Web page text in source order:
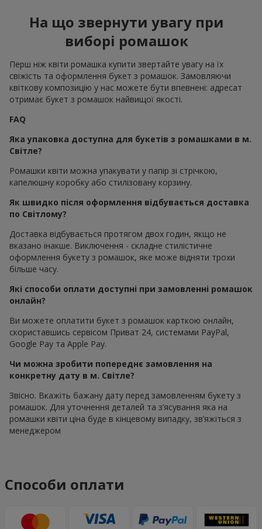
На що звернути увагу при
виборі ромашок
Перш ніж квіти ромашка купити звертайте увагу на їх
свіжість та оформлення букет з ромашок. Замовляючи
квіткову композицію у нас можете бути впевнені: адресат
отримає букет з ромашок найвищої якості.
FAQ
Яка упаковка доступна для букетів з ромашками в м.
Світле?
Ромашки квіти можна упакувати у папір зі стрічкою,
капелюшну коробку або стилізовану корзину.
Як швидко після оформлення відбувається доставка
по Світлому?
Доставка відбувається протягом двох годин, якщо не
вказано інакше. Виключення - складне стилістичне
оформлення букету з ромашок, яке може відняти трохи
більше часу.
Які способи оплати доступні при замовленні ромашок
онлайн?
Ви можете оплатити букет з ромашок карткою онлайн,
скориставшись сервісом Приват 24, системами PayPal,
Google Pay та Apple Pay.
Чи можна зробити попереднє замовлення на
конкретну дату в м. Світле?
Звісно. Вкажіть бажану дату перед замовленням букету з
ромашок. Для уточнення деталей та з’ясування яка на
ромашки квіти ціна буде в кінцевому випадку, зв’яжіться з
менеджером
Способи оплати